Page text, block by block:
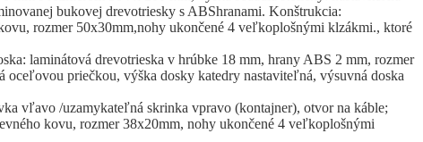
bukovej drevotriesky s ABShranami. Konštrukcia:
rozmer 50x30mm,nohy ukončené 4 veľkoplošnými klzákmi., ktoré
laminátová drevotrieska v hrúbke 18 mm, hrany ABS 2 mm, rozmer
oceľovou priečkou, výška dosky katedry nastaviteľná, výsuvná doska
vľavo /uzamykateľná skrinka vpravo (kontajner), otvor na káble;
kovu, rozmer 38x20mm, nohy ukončené 4 veľkoplošnými